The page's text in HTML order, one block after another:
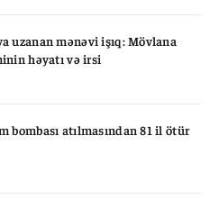
uzanan mənəvi işıq: Mövlana
həyatı və irsi
bombası atılmasından 81 il ötür